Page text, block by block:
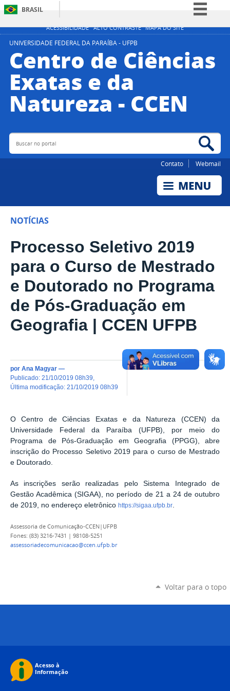
ACESSIBILIDADE ALTO CONTRASTE MAPA DO SITE
BRASIL
Simplifique!
Participe
Canais
UNIVERSIDADE FEDERAL DA PARAÍBA - UFPB
Centro de Ciências
Exatas e da
Natureza - CCEN
Buscar no portal
Contato Webmail
NOTÍCIAS
Processo Seletivo 2019
para o Curso de Mestrado
e Doutorado no Programa
de Pós-Graduação em
Geografia | CCEN UFPB
por Ana Magyar —
publicado: 21/10/2019 08h39
última modificação: 21/10/2019 08h39
O Centro de Ciências Exatas e da Natureza (CCEN) da
Universidade Federal da Paraíba (UFPB), por meio do
Programa de Pós-Graduação em Geografia (PPGG), abre
inscrição do Processo Seletivo 2019 para o curso de Mestrado
e Doutorado.
As inscrições serão realizadas pelo Sistema Integrado de
Gestão Acadêmica (SIGAA), no período de 21 a 24 de outubro
de 2019, no endereço eletrônico https://sigaa.ufpb.br.
Assessoria de Comunicação-CCEN|UFPB
Fones: (83) 3216-7431 | 98108-5251
assessoriadecomunicacao@ccen.ufpb.br
Voltar para o topo